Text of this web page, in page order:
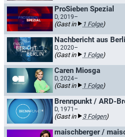
ProSieben Spezial
D, 2019–
(Gast in 1 Folge)
Nachbericht aus
D, 2020–
(Gast in 1 Folge)
Caren Miosga
D, 2024–
(Gast in 1 Folge)
Brennpunkt / ARD-
D, 1971–
(Gast in 3 Folgen)
maischberger /